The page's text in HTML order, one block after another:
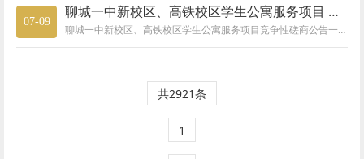
07-09
聊城一中新校区、高铁校区学生公寓服务项目 竞争性磋商公告
聊城一中新校区、高铁校区学生公寓服务项目竞争性磋商公告一、1、采购人：山东省聊城第一中学地址：聊城市古楼办事处东关居委双街114号联系人：肖主任联系方式：0635-82821262、采购代理机构：山东冠宇招标有限公司地址：东昌府区利民东路26号507室(剧院路口东50米路南)联系人：张程程联系方式：15065523063二、采购项目名称：聊城一中新校区、高铁校区学生公寓服务项目三、采购项目编号：S
共2921条
1